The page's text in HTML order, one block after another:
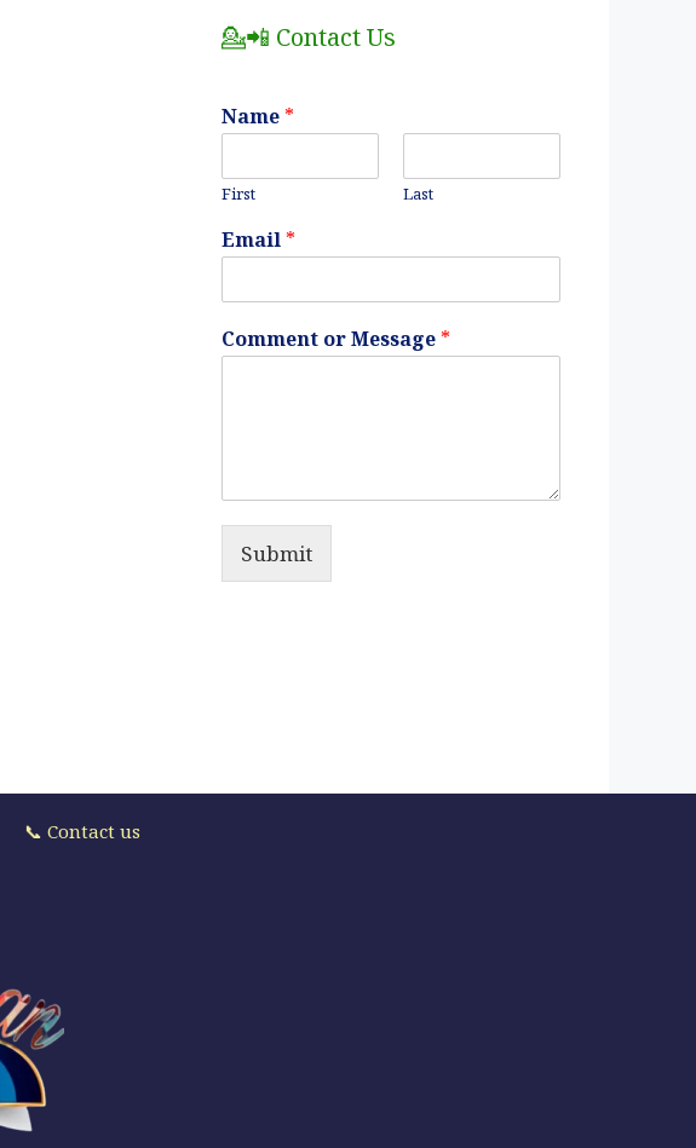
💁📲 Contact Us
Name *
First Last
Email *
Comment or Message *
Submit
📞 Contact us